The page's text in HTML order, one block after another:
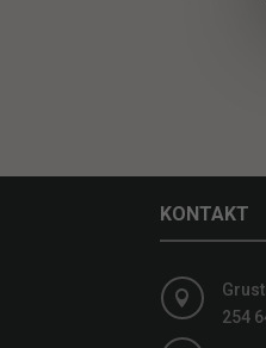
KONTAKT

254